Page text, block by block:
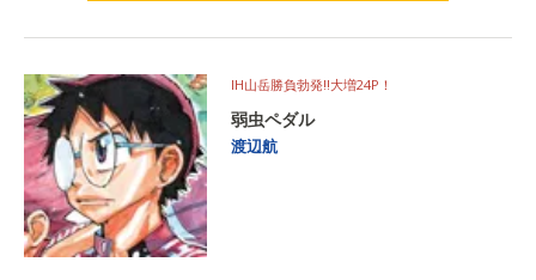
IH山岳勝負勃発!!大増24P！
弱虫ペダル
渡辺航